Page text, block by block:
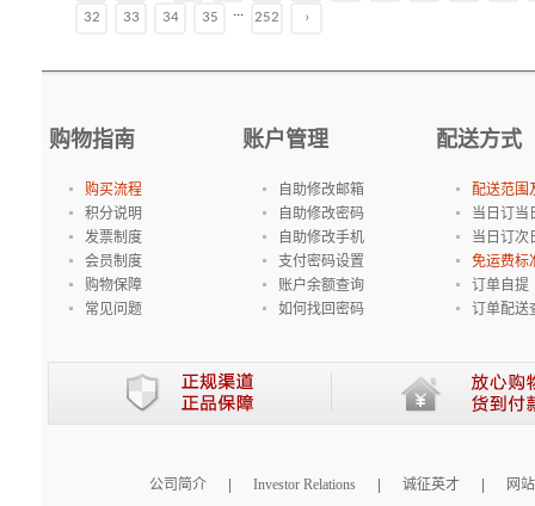
32 33 34 35 ... 252 ›
购物指南
购买流程
积分说明
发票制度
会员制度
购物保障
常见问题
账户管理
自助修改邮箱
自助修改密码
自助修改手机
支付密码设置
账户余额查询
如何找回密码
配送方式
配送范围
当日订当
当日订次
免运费标
订单自提
订单配送
公司简介 | Investor Relations | 诚征英才 | 网